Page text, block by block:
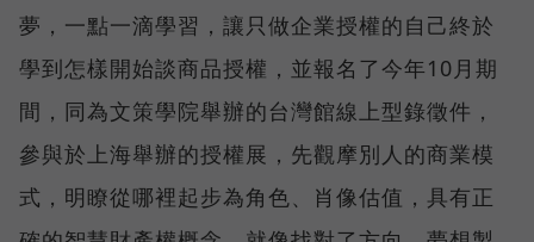
夢，一點一滴學習，讓只做企業授權的自己終於
學到怎樣開始談商品授權，並報名了今年10月期
間，同為文策學院舉辦的台灣館線上型錄徵件，
參與於上海舉辦的授權展，先觀摩別人的商業模
式，明瞭從哪裡起步為角色、肖像估值，具有正